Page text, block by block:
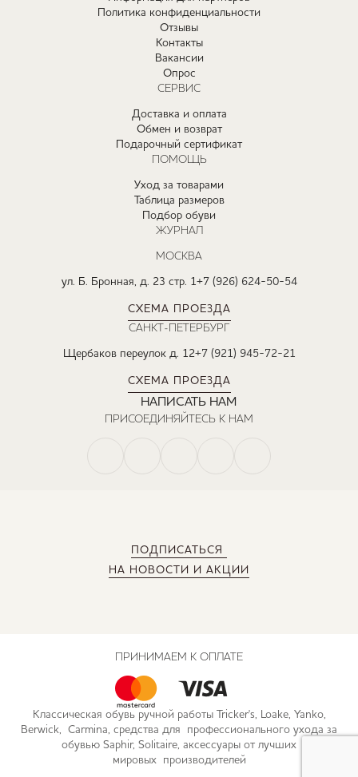
ПОДПИСАТЬСЯ
НА НОВОСТИ И АКЦИИ
Политика конфиденциальности
Отзывы
Контакты
Вакансии
Опрос
СЕРВИС
Доставка и оплата
Обмен и возврат
Подарочный сертификат
ПОМОЩЬ
Уход за товарами
Таблица размеров
Подбор обуви
ЖУРНАЛ
МОСКВА
ул. Б. Бронная, д. 23 стр. 1+7 (926) 624-50-54
СХЕМА ПРОЕЗДА
САНКТ-ПЕТЕРБУРГ
Щербаков переулок д. 12+7 (921) 945-72-21
СХЕМА ПРОЕЗДА
НАПИСАТЬ НАМ
ПРИСОЕДИНЯЙТЕСЬ К НАМ
Классическая обувь ручной работы Tricker's, Loake, Yanko,
Berwick, Carmina, средства для профессионального ухода за
обувью Saphir, Solitaire, аксессуары от лучших
мировых производителей
ПРИНИМАЕМ К ОПЛАТЕ